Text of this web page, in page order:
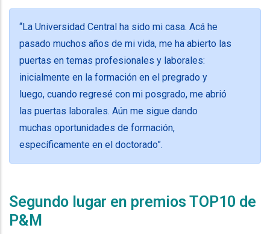
“La Universidad Central ha sido mi casa. Acá he
pasado muchos años de mi vida, me ha abierto las
puertas en temas profesionales y laborales:
inicialmente en la formación en el pregrado y
luego, cuando regresé con mi posgrado, me abrió
las puertas laborales. Aún me sigue dando
muchas oportunidades de formación,
específicamente en el doctorado”.
Segundo lugar en premios TOP10 de
P&M